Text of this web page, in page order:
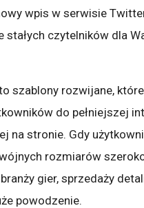
wpis w serwisie
stałych czytelników dla
szablony rozwijane,
do pełniejszej
na stronie. Gdy
rozmiarów
gier, sprzedaży
powodzenie.